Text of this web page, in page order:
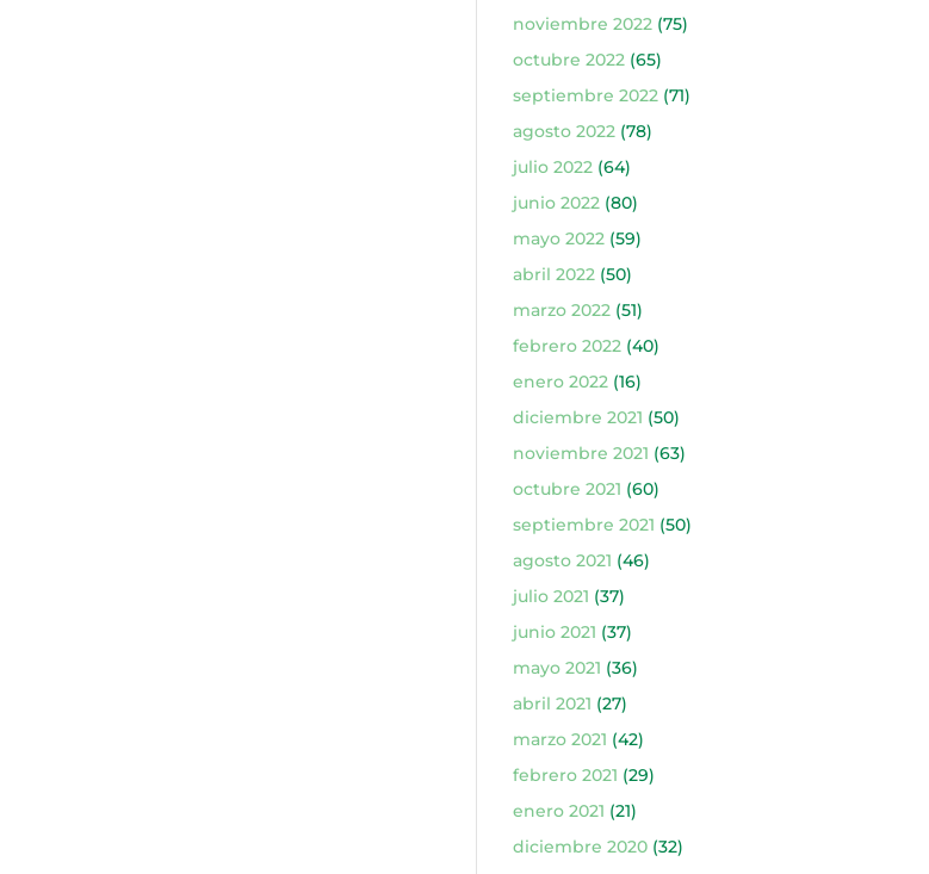
noviembre 2022(75)
octubre 2022(65)
septiembre 2022(71)
agosto 2022(78)
julio 2022(64)
junio 2022(80)
mayo 2022(59)
abril 2022(50)
marzo 2022(51)
febrero 2022(40)
enero 2022(16)
diciembre 2021 (50)
noviembre 2021 (63)
octubre 2021 (60)
septiembre 2021 (50)
agosto 2021 (46)
julio 2021 (37)
junio 2021 (37)
mayo 2021 (36)
abril 2021 (27)
marzo 2021 (42)
febrero 2021 (29)
enero 2021 (21)
diciembre 2020(32)